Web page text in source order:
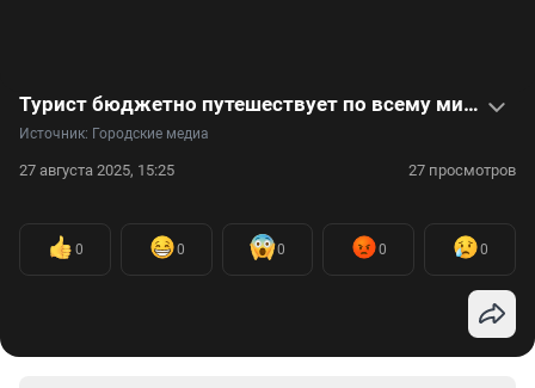
Турист бюджетно путешествует по всему миру. Видео с секретами искателя приключений, побывавшего в 54 странах
Источник: Городские медиа
27 августа 2025, 15:25 27 просмотров
0 0 0 0 0